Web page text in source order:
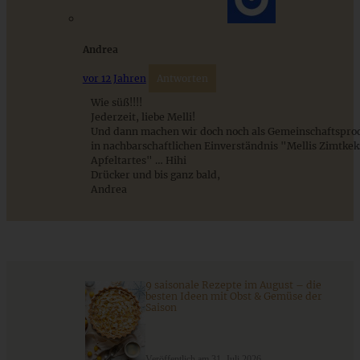
Mediterran gewürztes Gemüse auf cremigem Tahini-
Andrea
vor 12 Jahren Antworten
Wie süß!!!!
Jederzeit, liebe Melli!
Und dann machen wir doch noch als
in nachbarschaftlichen Einverständnis "Mellis
Apfeltartes" … Hihi
Drücker und bis ganz bald,
Andrea
9 saisonale Rezepte im August – die
besten Ideen mit Obst & Gemüse der
Saison